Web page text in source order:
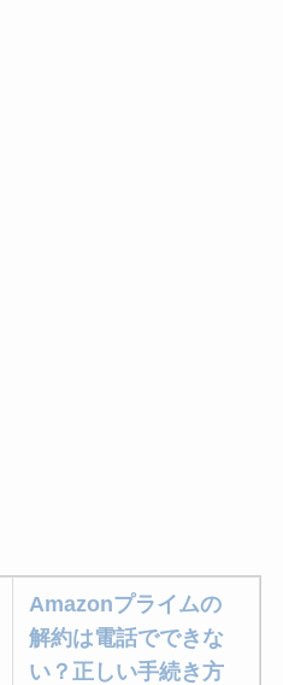
Amazonプライムの
解約は電話でできな
い？正しい手続き方